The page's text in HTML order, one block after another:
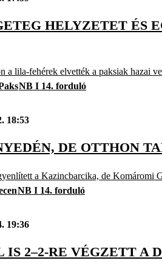
HELYZETET ÉS
a lila-fehérek elvették a paksiak hazai
NB I 14. forduló
18:53
DE OTTHON
a Kazincbarcika, de Komáromi
NB I 14. forduló
19:36
IS 2–2-RE VÉGZETT A